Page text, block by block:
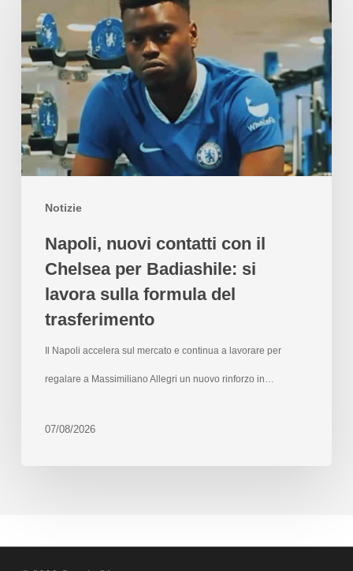
Notizie
Napoli, nuovi contatti con il
Chelsea per Badiashile: si
lavora sulla formula del
trasferimento
Il Napoli accelera sul mercato e continua a lavorare per
regalare a Massimiliano Allegri un nuovo rinforzo in…
07/08/2026